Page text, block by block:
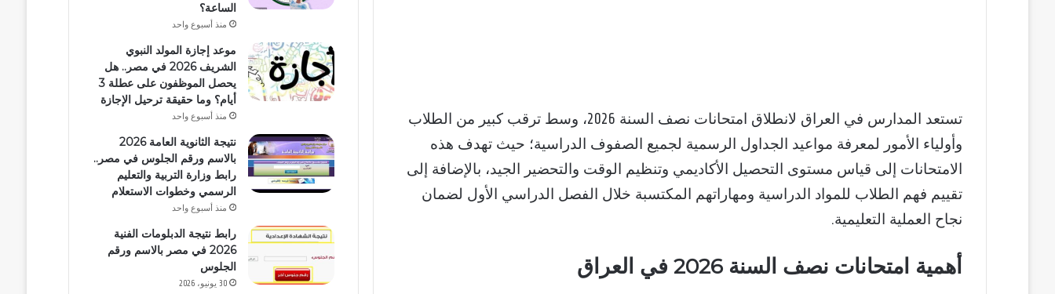
تستعد المدارس في العراق لانطلاق امتحانات نصف السنة 2026، وسط ترقب كبير من الطلاب
وأولياء الأمور لمعرفة مواعيد الجداول الرسمية لجميع الصفوف الدراسية؛ حيث تهدف هذه
الامتحانات إلى قياس مستوى التحصيل الأكاديمي وتنظيم الوقت والتحضير الجيد، بالإضافة إلى
تقييم فهم الطلاب للمواد الدراسية ومهاراتهم المكتسبة خلال الفصل الدراسي الأول لضمان
نجاح العملية التعليمية.
أهمية امتحانات نصف السنة 2026 في العراق
الساعة؟
منذ أسبوع واحد
موعد إجازة المولد النبوي
الشريف 2026 في مصر.. هل
يحصل الموظفون على عطلة 3
أيام؟ وما حقيقة ترحيل الإجازة
منذ أسبوع واحد
نتيجة الثانوية العامة 2026
بالاسم ورقم الجلوس في مصر..
رابط وزارة التربية والتعليم
الرسمي وخطوات الاستعلام
منذ أسبوع واحد
رابط نتيجة الدبلومات الفنية
2026 في مصر بالاسم ورقم
الجلوس
30 يونيو، 2026